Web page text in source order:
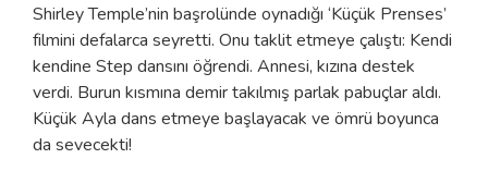
Shirley Temple’nin başrolünde oynadığı ‘Küçük Prenses’
filmini defalarca seyretti. Onu taklit etmeye çalıştı: Kendi
kendine Step dansını öğrendi. Annesi, kızına destek
verdi. Burun kısmına demir takılmış parlak pabuçlar aldı.
Küçük Ayla dans etmeye başlayacak ve ömrü boyunca
da sevecekti!